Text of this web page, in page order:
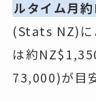
ルタイム月
(Stats NZ)に
は約
73,000)が目